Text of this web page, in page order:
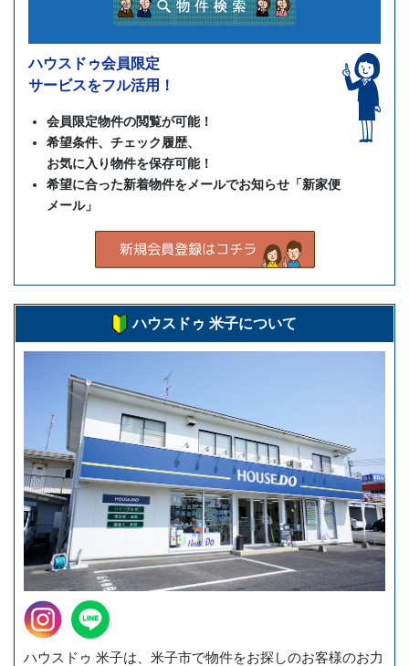
ハウスドゥ会員限定
サービスをフル活用！
会員限定物件の閲覧が可能！
希望条件、チェック履歴、
お気に入り物件を保存可能！
希望に合った新着物件をメールでお知らせ「新家便
メール」
ハウスドゥ 米子について
ハウスドゥ 米子は、米子市で物件をお探しのお客様のお力